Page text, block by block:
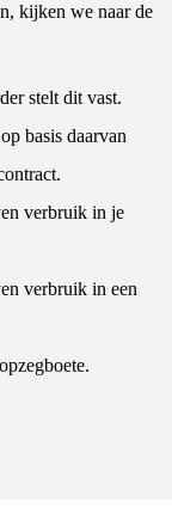
kijken we naar de
stelt dit vast.
basis daarvan
verbruik in je
verbruik in een